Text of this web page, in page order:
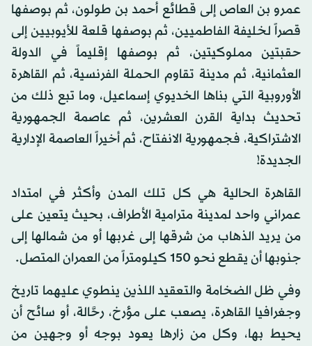
عمرو بن العاص إلى قطائع أحمد بن طولون، ثم بوصفها
قصراً لخليفة الفاطميين، ثم بوصفها قلعة للأيوبيين إلى
حقبتين مملوكيتين، ثم بوصفها إقليماً في الدولة
العثمانية، ثم مدينة تقاوم الحملة الفرنسية، ثم القاهرة
الأوروبية التي بناها الخديوي إسماعيل، وما تبع ذلك من
تحديث بداية القرن العشرين، ثم عاصمة الجمهورية
الاشتراكية، فجمهورية الانفتاح، ثم أخيراً العاصمة الإدارية
الجديدة!
القاهرة الحالية هي كل تلك المدن وأكثر في امتداد
عمراني واحد لمدينة مترامية الأطراف، بحيث يتعين على
من يريد الذهاب من شرقها إلى غربها أو من شمالها إلى
جنوبها أن يقطع نحو 150 كيلومتراً من العمران المتصل.
وفي ظل الضخامة والتعقيد اللذين ينطوي عليهما تاريخ
وجغرافيا القاهرة، يصعب على مؤرخ، رحَّالة، أو سائح أن
يحيط بها، وكل من زارها يعود بوجه أو وجهين من